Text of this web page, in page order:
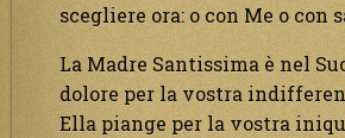
scegliere ora: o con Me o con
La Madre Santissima è nel
dolore per la vostra
Ella piange per la vostra